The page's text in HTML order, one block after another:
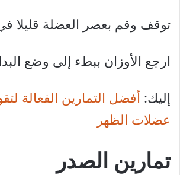
توقف وقم بعصر العضلة قليلا
ارجع الأوزان ببطء إلى وضع
إليك: أفضل التمارين الفعالة
عضلات الظهر
تمارين الصدر